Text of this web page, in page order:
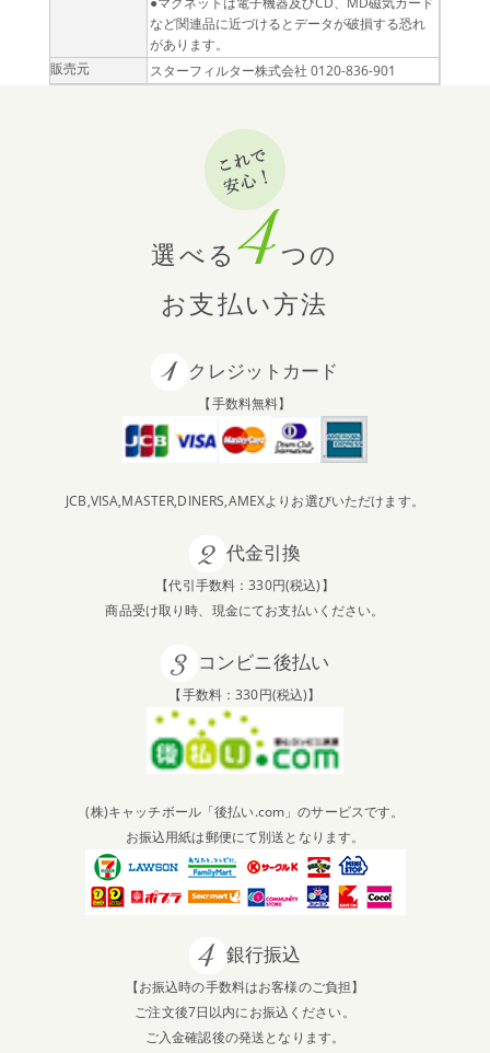
など関連品に近づけるとデータが破損する恐れ
があります。
販売元
スターフィルター株式会社 0120-836-901
選べる
つの
お支払い方法
クレジットカード
【手数料無料】
JCB,VISA,MASTER,DINERS,AMEXよりお選びいただけます。
代金引換
【代引手数料：330円(税込)】
商品受け取り時、現金にてお支払いください。
コンビニ後払い
【手数料：330円(税込)】
(株)キャッチボール「後払い.com」のサービスです。
お振込用紙は郵便にて別送となります。
銀行振込
【お振込時の手数料はお客様のご負担】
ご注文後7日以内にお振込ください。
ご入金確認後の発送となります。